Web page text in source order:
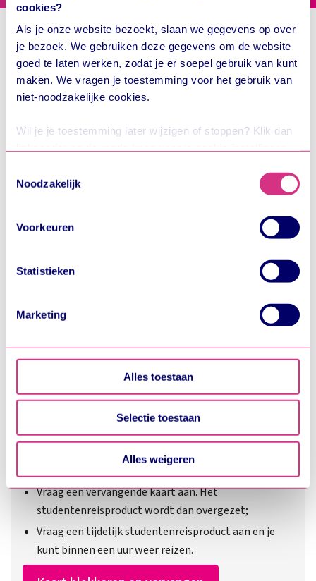
cookies?
Als je onze website bezoekt, slaan we gegevens op over
je bezoek. We gebruiken deze gegevens om de website
goed te laten werken, zodat je er soepel gebruik van kunt
maken. We vragen je toestemming voor het gebruik van
niet-noodzakelijke cookies.
Wil je je toestemming later wijzigen of stoppen? Klik dan
chipkaart en OVpay. In onze
lees je
hoe we omgaan met je persoonlijke gegevens. Hier lees
je ook meer over wie we zijn en hoe je contact kunt
opnemen.
die uw gegevens
Noodzakelijk
Voorkeuren
Statistieken
Marketing
Alles toestaan
Selectie toestaan
Alles weigeren
Kaart kwijt, kapot of verlopen?
Vraag een vervangende kaart aan. Het
studentenreisproduct wordt dan overgezet;
Vraag een tijdelijk studentenreisproduct aan en je
kunt binnen een uur weer reizen.